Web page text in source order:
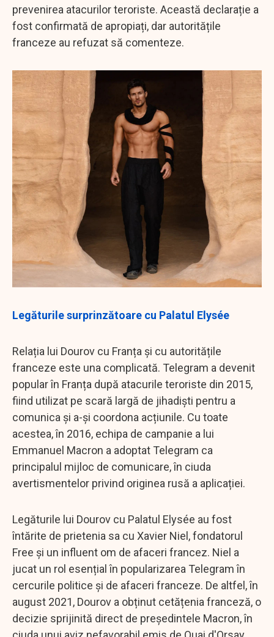
prevenirea atacurilor teroriste. Această declarație a
fost confirmată de apropiați, dar autoritățile
franceze au refuzat să comenteze.
Legăturile surprinzătoare cu Palatul Elysée
Relația lui Dourov cu Franța și cu autoritățile
franceze este una complicată. Telegram a devenit
popular în Franța după atacurile teroriste din 2015,
fiind utilizat pe scară largă de jihadiști pentru a
comunica și a-și coordona acțiunile. Cu toate
acestea, în 2016, echipa de campanie a lui
Emmanuel Macron a adoptat Telegram ca
principalul mijloc de comunicare, în ciuda
avertismentelor privind originea rusă a aplicației.
Legăturile lui Dourov cu Palatul Elysée au fost
întărite de prietenia sa cu Xavier Niel, fondatorul
Free și un influent om de afaceri francez. Niel a
jucat un rol esențial în popularizarea Telegram în
cercurile politice și de afaceri franceze. De altfel, în
august 2021, Dourov a obținut cetățenia franceză, o
decizie sprijinită direct de președintele Macron, în